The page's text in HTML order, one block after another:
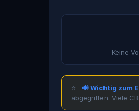
Keine
🔊 Wichtig zum
abgegriffen. Viele